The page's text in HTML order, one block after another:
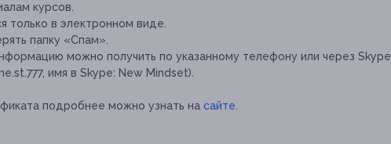
курсов.
только в электронном виде.
папку «Спам».
можно получить по указанному телефону или через Skype
имя в Skype: New Mindset).
подробнее можно узнать на сайте